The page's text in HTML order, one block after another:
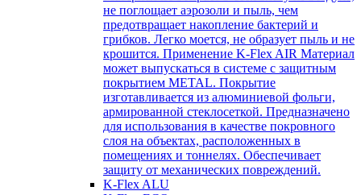
не поглощает аэрозоли и пыль, чем
предотвращает накопление бактерий и
грибков. Легко моется, не образует пыль и не
крошится. Применение K-Flex AIR Материал
может выпускаться в системе c защитным
покрытием METAL. Покрытие
изготавливается из алюминиевой фольги,
армированной стеклосеткой. Предназначено
для использования в качестве покровного
слоя на объектах, расположенных в
помещениях и тоннелях. Обеспечивает
защиту от механических повреждений.
K-Flex ALU